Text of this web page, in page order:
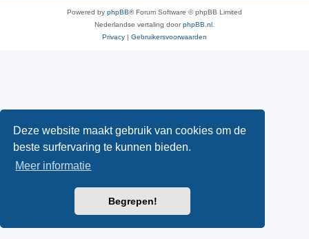
Deze website maakt gebruik van cookies om de
beste surfervaring te kunnen bieden.
Meer informatie
Begrepen!
Powered by phpBB® Forum Software © phpBB Limited
Nederlandse vertaling doorphpBB.nl
Privacy | Gebruikersvoorwaarden